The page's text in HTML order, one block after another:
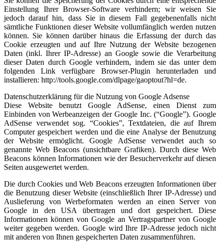
Einstellung Ihrer Browser-Software verhindern; wir weisen Sie
jedoch darauf hin, dass Sie in diesem Fall gegebenenfalls nicht
sämtliche Funktionen dieser Website vollumfänglich werden nutzen
können. Sie können darüber hinaus die Erfassung der durch das
Cookie erzeugten und auf Ihre Nutzung der Website bezogenen
Daten (inkl. Ihrer IP-Adresse) an Google sowie die Verarbeitung
dieser Daten durch Google verhindern, indem sie das unter dem
folgenden Link verfügbare Browser-Plugin herunterladen und
installieren: http://tools.google.com/dlpage/gaoptout?hl=de.
Datenschutzerklärung für die Nutzung von Google Adsense
Diese Website benutzt Google AdSense, einen Dienst zum
Einbinden von Werbeanzeigen der Google Inc. (“Google”). Google
AdSense verwendet sog. “Cookies”, Textdateien, die auf Ihrem
Computer gespeichert werden und die eine Analyse der Benutzung
der Website ermöglicht. Google AdSense verwendet auch so
genannte Web Beacons (unsichtbare Grafiken). Durch diese Web
Beacons können Informationen wie der Besucherverkehr auf diesen
Seiten ausgewertet werden.
Die durch Cookies und Web Beacons erzeugten Informationen über
die Benutzung dieser Website (einschließlich Ihrer IP-Adresse) und
Auslieferung von Werbeformaten werden an einen Server von
Google in den USA übertragen und dort gespeichert. Diese
Informationen können von Google an Vertragspartner von Google
weiter gegeben werden. Google wird Ihre IP-Adresse jedoch nicht
mit anderen von Ihnen gespeicherten Daten zusammenführen.